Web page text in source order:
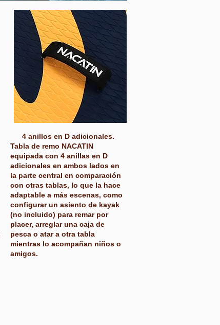
4 anillos en D adicionales.
Tabla de remo NACATIN
equipada con 4 anillas en D
adicionales en ambos lados en
la parte central en comparación
con otras tablas, lo que la hace
adaptable a más escenas, como
configurar un asiento de kayak
(no incluido) para remar por
placer, arreglar una caja de
pesca o atar a otra tabla
mientras lo acompañan niños o
amigos.